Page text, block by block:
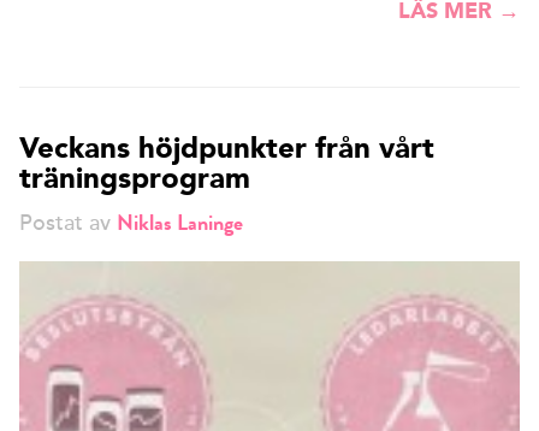
LÄS MER →
Veckans höjdpunkter från vårt
träningsprogram
Postat av Niklas Laninge